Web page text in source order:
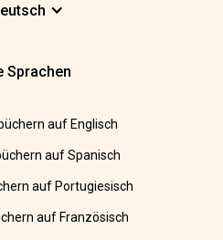
Sprachen
auf Englisch
auf Spanisch
auf Portugiesisch
auf Französisch